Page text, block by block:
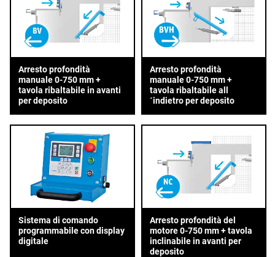
Arresto profondità
manuale 0-750 mm +
tavola ribaltabile in avanti
per deposito
Arresto profondità
manuale 0-750 mm +
tavola ribaltabile all
´indietro per deposito
Sistema di comando
programmabile con display
digitale
Arresto profondità del
motore 0-750 mm + tavola
inclinabile in avanti per
deposito